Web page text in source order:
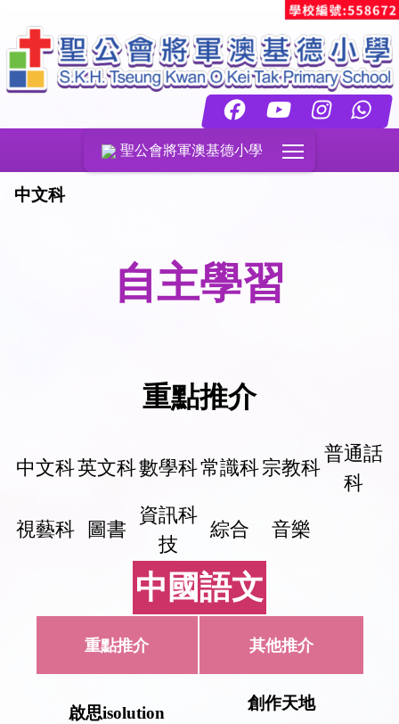
聖公會將軍澳基德小學
中文科
自主學習
重點推介
中文科英文科數學科常識科宗教科
普通話
科
視藝科 圖書
資訊科
技
綜合 音樂
中國語文
重點推介 其他推介
啟思isolution
創作天地